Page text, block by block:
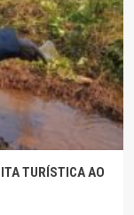
TURÍSTICA AO